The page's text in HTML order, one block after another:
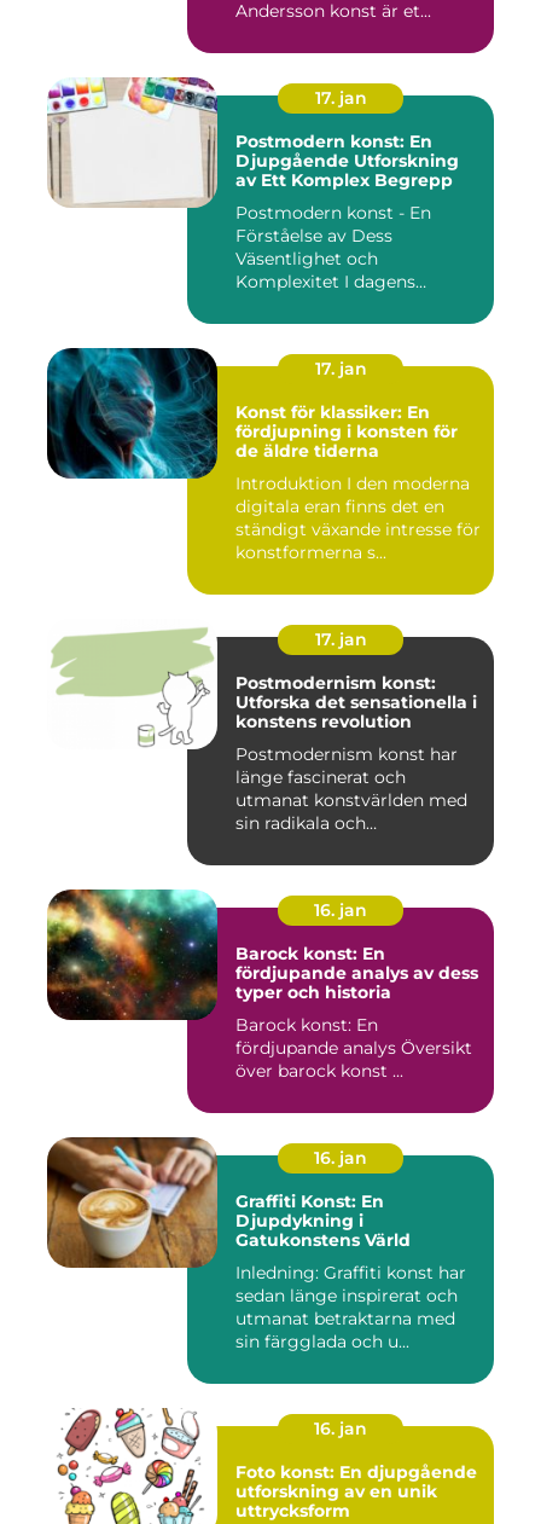
Andersson konst är et...
17. jan
Postmodern konst: En
Djupgående Utforskning
av Ett Komplex Begrepp
Postmodern konst - En
Förståelse av Dess
Väsentlighet och
Komplexitet I dagens
17. jan
Konst för klassiker: En
fördjupning i konsten för
de äldre tiderna
Introduktion I den moderna
digitala eran finns det en
ständigt växande intresse för
konstformerna s...
17. jan
Postmodernism konst:
Utforska det sensationella i
konstens revolution
Postmodernism konst har
länge fascinerat och
utmanat konstvärlden med
sin radikala och
16. jan
Barock konst: En
fördjupande analys av dess
typer och historia
Barock konst: En
fördjupande analys Översikt
över barock konst ...
16. jan
Graffiti Konst: En
Djupdykning i
Gatukonstens Värld
Inledning: Graffiti konst har
sedan länge inspirerat och
utmanat betraktarna med
sin färgglada och u...
16. jan
Foto konst: En djupgående
utforskning av en unik
uttrycksform